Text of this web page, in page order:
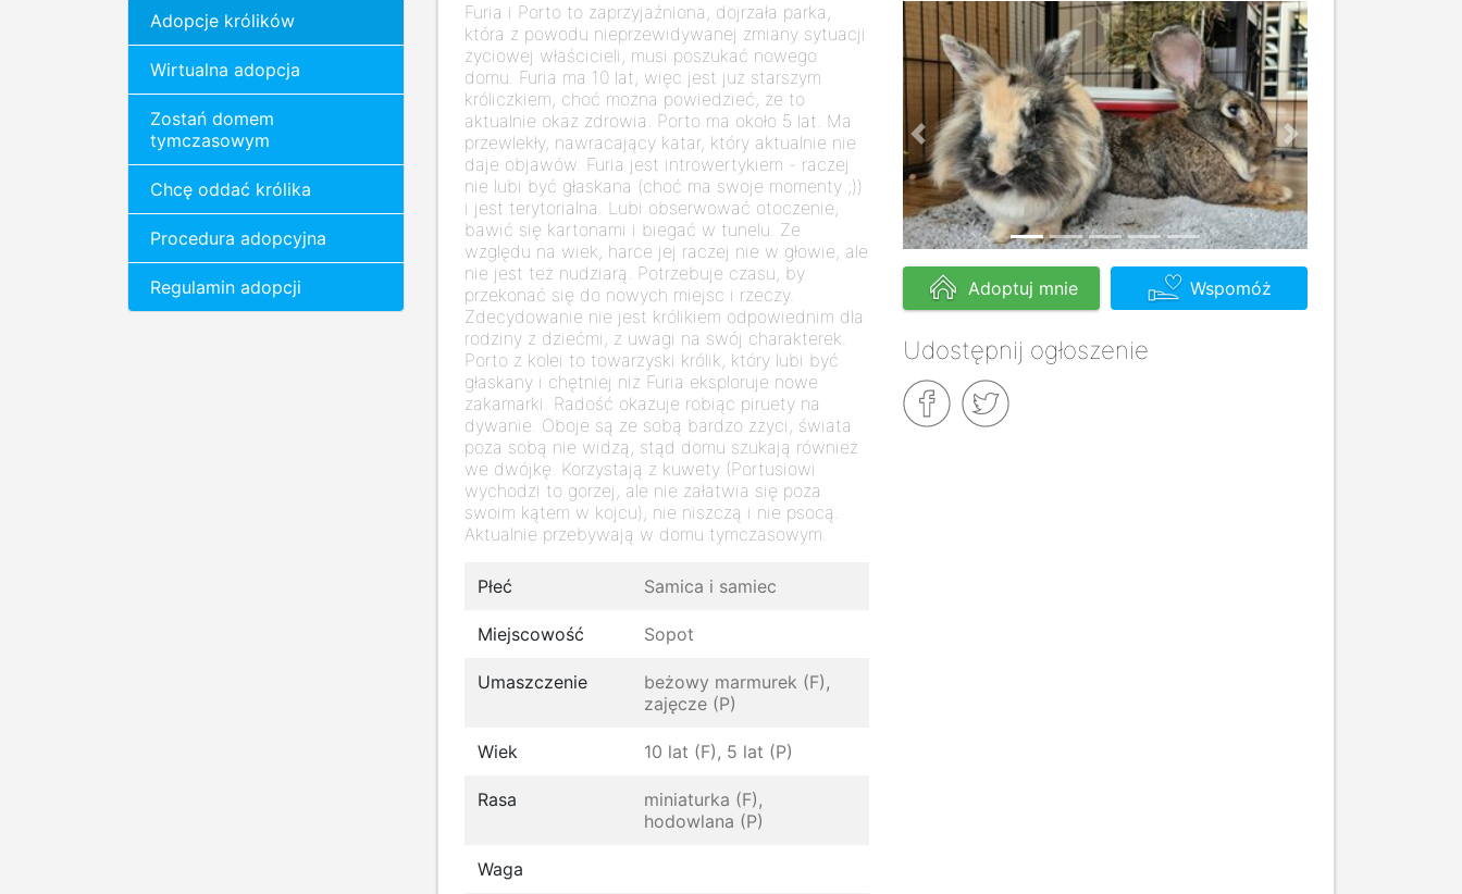
Adopcje królików
Wirtualna adopcja
Zostań domem
tymczasowym
Chcę oddać królika
Procedura adopcyjna
Regulamin adopcji
Furia i Porto to zaprzyjaźniona, dojrzała parka,
która z powodu nieprzewidywanej zmiany sytuacji
życiowej właścicieli, musi poszukać nowego
domu. Furia ma 10 lat, więc jest już starszym
króliczkiem, choć można powiedzieć, że to
aktualnie okaz zdrowia. Porto ma około 5 lat. Ma
przewlekły, nawracający katar, który aktualnie nie
daje objawów. Furia jest introwertykiem - raczej
nie lubi być głaskana (choć ma swoje momenty ;))
i jest terytorialna. Lubi obserwować otoczenie,
bawić się kartonami i biegać w tunelu. Ze
względu na wiek, harce jej raczej nie w głowie, ale
nie jest też nudziarą. Potrzebuje czasu, by
przekonać się do nowych miejsc i rzeczy.
Zdecydowanie nie jest królikiem odpowiednim dla
rodziny z dziećmi, z uwagi na swój charakterek.
Porto z kolei to towarzyski królik, który lubi być
głaskany i chętniej niż Furia eksploruje nowe
zakamarki. Radość okazuje robiąc piruety na
dywanie. Oboje są ze sobą bardzo zżyci, świata
poza sobą nie widzą, stąd domu szukają również
we dwójkę. Korzystają z kuwety (Portusiowi
wychodzi to gorzej, ale nie załatwia się poza
swoim kątem w kojcu), nie niszczą i nie psocą.
Aktualnie przebywają w domu tymczasowym.
Płeć Samica i samiec
Miejscowość Sopot
Umaszczenie
beżowy marmurek (F),
zajęcze (P)
Wiek 10 lat (F), 5 lat (P)
Rasa
miniaturka (F),
hodowlana (P)
Waga
Previous Next
Adoptuj mnie Wspomóż
Udostępnij ogłoszenie